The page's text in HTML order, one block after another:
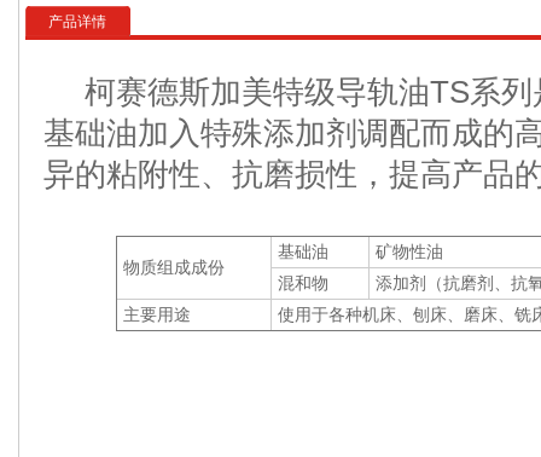
产品详情
柯赛德斯加美特级导轨油TS系列
基础油加入特殊添加剂调配而成的
异的粘附性、抗磨损性，提高产品
物质组成成份
基础油
矿物性油
混和物
添加剂（抗磨剂、抗
主要用途 使用于各种机床、刨床、磨床、铣